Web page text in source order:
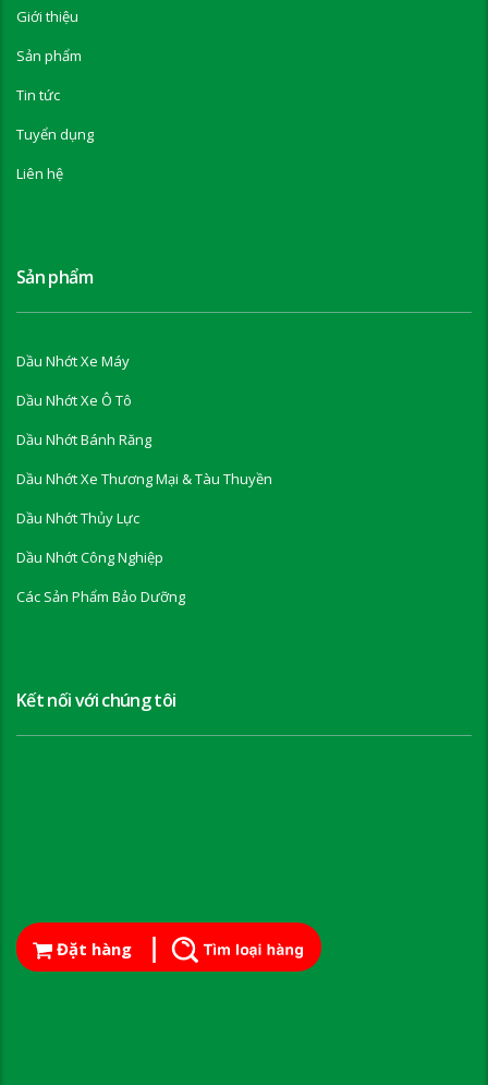
Đặt hàng
Giới thiệu
Sản phẩm
Tin tức
Tuyển dụng
Liên hệ
Sản phẩm
Dầu Nhớt Xe Máy
Dầu Nhớt Xe Ô Tô
Dầu Nhớt Bánh Răng
Dầu Nhớt Xe Thương Mại & Tàu Thuyền
Dầu Nhớt Thủy Lực
Dầu Nhớt Công Nghiệp
Các Sản Phẩm Bảo Dưỡng
Kết nối với chúng tôi